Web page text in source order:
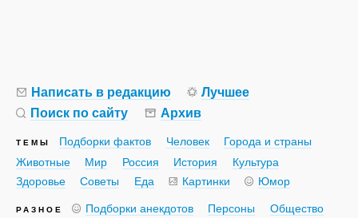
Написать в редакцию
Лучшее
Поиск по сайту
Архив
ТЕМЫ Подборки фактов Человек
Города и страны
Животные
Мир Россия История
Культура
Здоровье
Советы Еда Картинки Юмор
РАЗНОЕ Подборки анекдотов Персоны Общество